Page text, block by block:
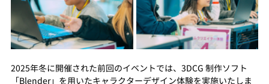
2025年冬に開催された前回のイベントでは、3DCG 制作ソフト
「Blender」を用いたキャラクターデザイン体験を実施いたしま